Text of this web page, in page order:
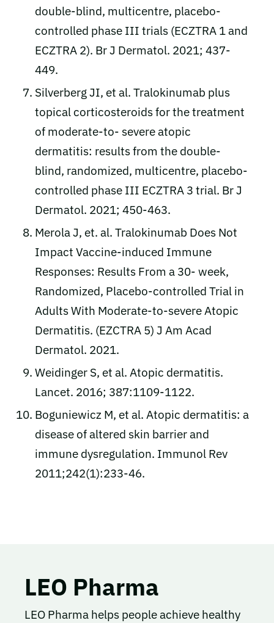
double‐blind, multicentre, placebo‐
controlled phase III trials (ECZTRA 1 and
ECZTRA 2). Br J Dermatol. 2021; 437-
449.
Silverberg JI, et al. Tralokinumab plus
topical corticosteroids for the treatment
of moderate‐to‐ severe atopic
dermatitis: results from the double‐
blind, randomized, multicentre, placebo‐
controlled phase III ECZTRA 3 trial. Br J
Dermatol. 2021; 450-463.
Merola J, et. al. Tralokinumab Does Not
Impact Vaccine-induced Immune
Responses: Results From a 30- week,
Randomized, Placebo-controlled Trial in
Adults With Moderate-to-severe Atopic
Dermatitis. (EZCTRA 5) J Am Acad
Dermatol. 2021.
Weidinger S, et al. Atopic dermatitis.
Lancet. 2016; 387:1109-1122.
Boguniewicz M, et al. Atopic dermatitis: a
disease of altered skin barrier and
immune dysregulation. Immunol Rev
2011;242(1):233-46.
LEO Pharma
LEO Pharma helps people achieve healthy